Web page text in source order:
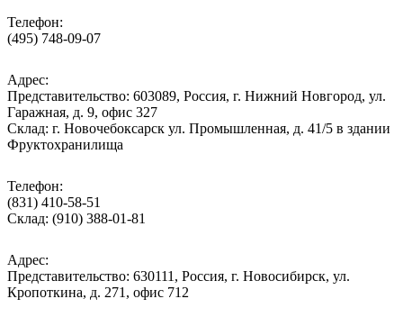
Телефон:
(495) 748-09-07
Адрес:
Представительство: 603089, Россия, г. Нижний Новгород, ул.
Гаражная, д. 9, офис 327
Склад: г. Новочебоксарск ул. Промышленная, д. 41/5 в здании
Фруктохранилища
Телефон:
(831) 410-58-51
Склад: (910) 388-01-81
Адрес:
Представительство: 630111, Россия, г. Новосибирск, ул.
Кропоткина, д. 271, офис 712